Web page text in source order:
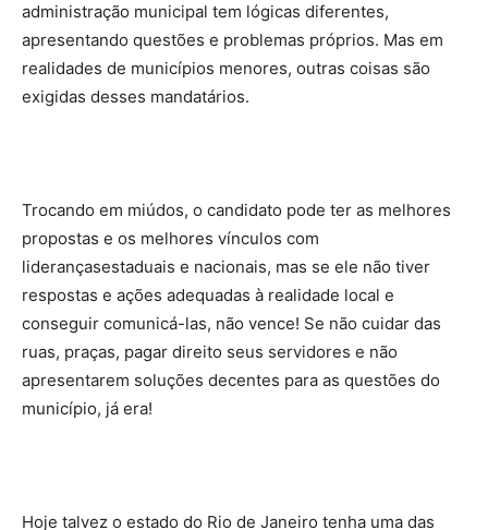
administração municipal tem lógicas diferentes,
apresentando questões e problemas próprios. Mas em
realidades de municípios menores, outras coisas são
exigidas desses mandatários.
Trocando em miúdos, o candidato pode ter as melhores
propostas e os melhores vínculos com
liderançasestaduais e nacionais, mas se ele não tiver
respostas e ações adequadas à realidade local e
conseguir comunicá-las, não vence! Se não cuidar das
ruas, praças, pagar direito seus servidores e não
apresentarem soluções decentes para as questões do
município, já era!
Hoje talvez o estado do Rio de Janeiro tenha uma das